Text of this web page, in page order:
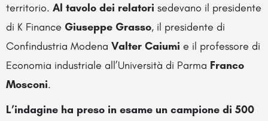
territorio. Al tavolo dei relatori sedevano il presidente
di K Finance Giuseppe Grasso, il presidente di
Confindustria Modena Valter Caiumi e il professore di
Economia industriale all’Università di Parma Franco
Mosconi.
L’indagine ha preso in esame un campione di 500